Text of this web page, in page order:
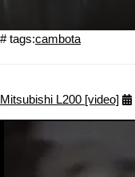
# tags:cambota
Mitsubishi L200 [video]